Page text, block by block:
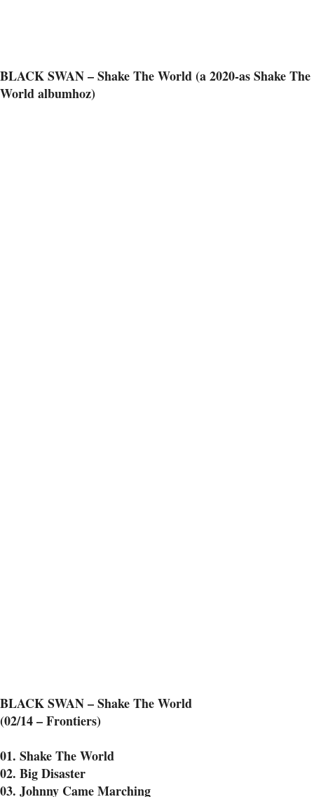
BLACK SWAN – Shake The World (a 2020-as Shake The
World albumhoz)
BLACK SWAN – Shake The World
(02/14 – Frontiers)
01. Shake The World
02. Big Disaster
03. Johnny Came Marching